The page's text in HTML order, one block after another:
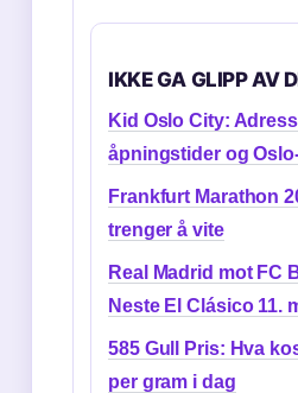
IKKE GA GLIPP AV
Kid Oslo City:
åpningstider og
Frankfurt Marathon
trenger å vite
Real Madrid mot FC
Neste El Clásico 11.
585 Gull Pris: Hva
per gram i dag